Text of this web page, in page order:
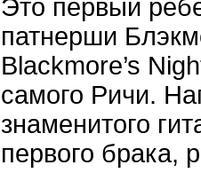
Это первый
патнерши
Blackmore’s
самого Ричи.
знаменитого
первого брака,